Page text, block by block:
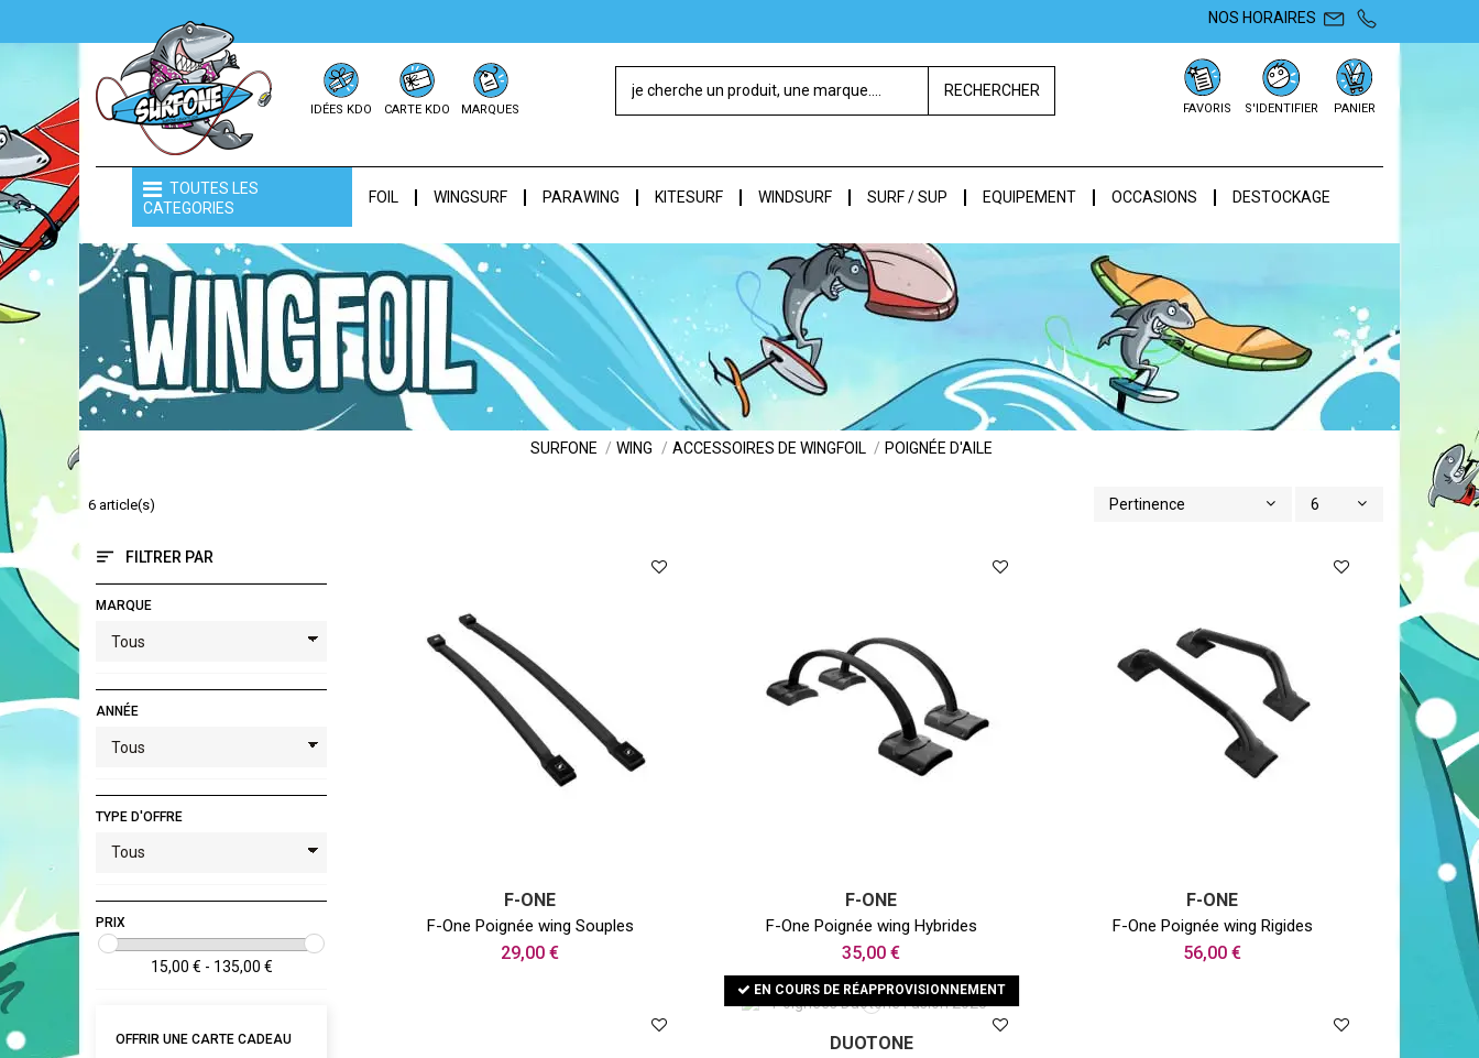
NOS HORAIRES
IDÉES KDO CARTE KDO MARQUES
RECHERCHER
FAVORIS S'IDENTIFIER PANIER
TOUTES LES
CATEGORIES
FOIL WINGSURF PARAWING KITESURF WINDSURF SURF / SUP EQUIPEMENT OCCASIONS DESTOCKAGE
POIGNÉE D'AILE
SURFONE WING ACCESSOIRES DE WINGFOIL POIGNÉE D'AILE
6 article(s) Pertinence 6
FILTRER PAR
MARQUE
ANNÉE
TYPE D'OFFRE
PRIX
15,00 € - 135,00 €
OFFRIR UNE CARTE CADEAU
F-ONE
F-One Poignée wing Souples
29,00 €
F-ONE
F-One Poignée wing Hybrides
35,00 €
F-ONE
F-One Poignée wing Rigides
56,00 €
EN COURS DE RÉAPPROVISIONNEMENT
DUOTONE